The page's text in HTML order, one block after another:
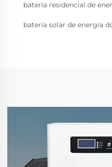
batería residencial de
batería solar de energía